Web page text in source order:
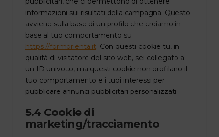
informazioni sui risultati della campagna. Questo
avviene sulla base di un profilo che creiamo in
base al tuo comportamento su
https://formorienta.it. Con questi cookie tu, in
qualità di visitatore del sito web, sei collegato a
un ID univoco, ma questi cookie non profilano il
tuo comportamento e i tuoi interessi per
pubblicare annunci pubblicitari personalizzati.
5.4 Cookie di
marketing/tracciamento